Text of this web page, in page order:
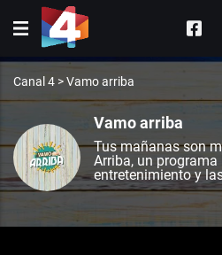
Canal 4 >Vamo arriba
Vamo arriba
Tus mañanas son
Arriba, un
entretenimiento y